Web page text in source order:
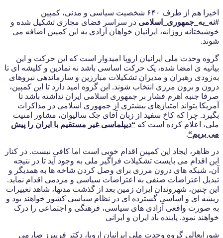
اخیرا هم از طرف ۶۴۰ شخصیت سیاسی و مدنی، کمپین
#نه_به_جمهوری_اسلامی در سراسر فضای مجازی تشکیل شده و
خوشبختانه روزانه، ایرانیان خواهان آزادی به این کمپین اضافه می
شوند.
گروه وحدت ملی ایرانیان اروپا امیدوار است که این حرکت و این
بیانیه ی امضا شده، یک حرکت اساسی باشد نه نمادین و کلیشه ای تا
به‌زودی رهبران و مدیران تشکیلات مبارزین و سازماندهی نیروهای
درون و برون مرزی انتخاب شوند. این گروه امید دارد تا این کمپین،
صرفا جنبه اهرم فشار بر جمهوری اسلامی ایران نداشته باشد تا
آمریکا بتواند امتیازهای بیشتری از جمهوری اسلامی در مذاکرات
بگیرد. چرا که کاخ سفید از زبان آقای جک سالیوان، مشاور امنیت
ملی، اعلام کرده است که “دیپلماسی غیر مستقیم با ایران را پیش
می بریم“
.
در ظاهر، ایجاد این کمپین اقدام خوبی است اما کافی نیست. در کنار
این اقدام می بایست تشکیلات فراگیر ملی به وجود آید تا در نتیجه
آن، شبکه های درون مرزی برای وصل کردن شاخه ها به همدیگر و
تبدیل اعتراضات صنفی به اعتراضات سیاسی و مردمی اقدام نماید.
این چنین، شهروندان ایران زمین بعد از گذشت مدتها، شاهد تغییرات
ریشه ای و اساسی گسترده ای در نظام سیاسی کشور خواهند بود و
به صورت واقعی آزادی های سیاسی، فرهنگی و اجتماعی را درک
خواهند نمود. پاینده باد ایران و ایرانی
شورایعالی گروه وحدت ملی ایرانیان اروپا، دکتر فریبرز صارمی